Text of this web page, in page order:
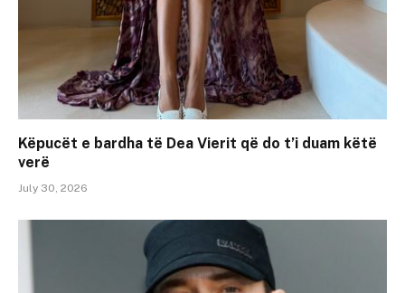
Këpucët e bardha të Dea Vierit që do t’i duam këtë
verë
July 30, 2026